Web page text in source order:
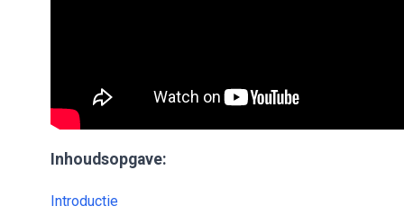
Inhoudsopgave:
Introductie